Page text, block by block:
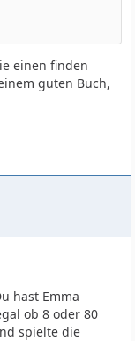
einen finden
guten Buch,
hast Emma
ob 8 oder 80
spielte die